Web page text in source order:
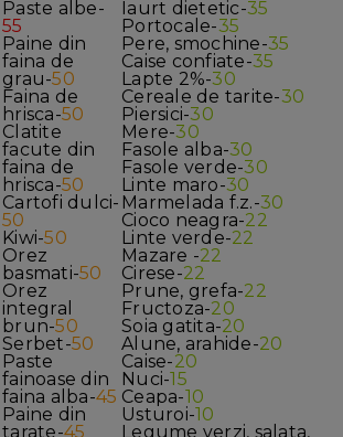
Paste albe-
55
Paine din
faina de
grau-50
Faina de
hrisca-50
Clatite
facute din
faina de
hrisca-50
Cartofi dulci-
50
Kiwi-50
Orez
basmati-50
Orez
integral
brun-50
Serbet-50
Paste
fainoase din
faina alba-45
Paine din
tarate-45
Iaurt dietetic-35
Portocale-35
Pere, smochine-35
Caise confiate-35
Lapte 2%-30
Cereale de tarite-30
Piersici-30
Mere-30
Fasole alba-30
Fasole verde-30
Linte maro-30
Marmelada f.z.-30
Cioco neagra-22
Linte verde-22
Mazare -22
Cirese-22
Prune, grefa-22
Fructoza-20
Soia gatita-20
Alune, arahide-20
Caise-20
Nuci-15
Ceapa-10
Usturoi-10
Legume verzi, salata,